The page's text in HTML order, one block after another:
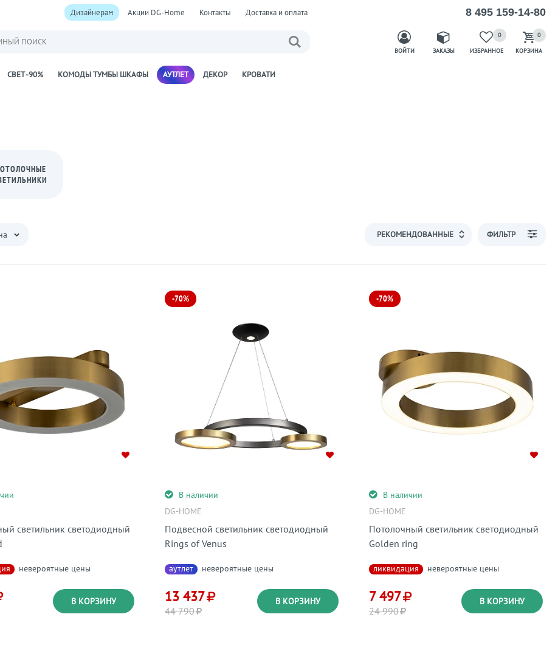
Дизайнерам Акции DG-Home Контакты Доставка и оплата 8 495 159-14-80
ПОИСК
ВОЙТИ ЗАКАЗЫ ИЗБРАННОЕ
0
КОРЗИНА
0
СВЕТ -90% КОМОДЫ ТУМБЫ ШКАФЫ АУТЛЕТ ДЕКОР КРОВАТИ
ФИЛЬТР
светильник светодиодный
невероятные цены
В КОРЗИНУ
-70%
В наличии
DG-HOME
Подвесной светильник светодиодный
Rings of Venus
аутлет невероятные цены
В КОРЗИНУ
13 437
44 790
-70%
В наличии
DG-HOME
Потолочный светильник светодиодный
Golden ring
ликвидация невероятные цены
В КОРЗИНУ
7 497
24 990